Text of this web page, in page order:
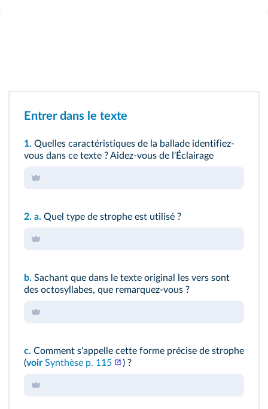
Entrer dans le texte
1. Quelles caractéristiques de la ballade identifiez-
vous dans ce texte ? Aidez-vous de l'Éclairage
2. a. Quel type de strophe est utilisé ?
b. Sachant que dans le texte original les vers sont
des octosyllabes, que remarquez-vous ?
c. Comment s'appelle cette forme précise de strophe
(voir Synthèse p. 115 ) ?